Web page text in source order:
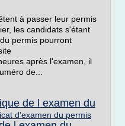
à passer leur permis
les candidats s'étant
permis pourront
après l'examen, il
de...
de l examen du
d'examen du permis